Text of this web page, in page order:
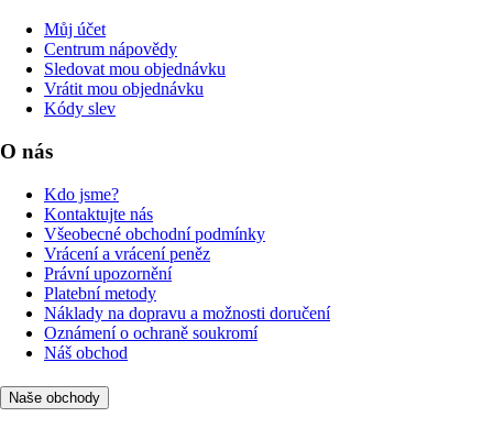
Můj účet
Centrum nápovědy
Sledovat mou objednávku
Vrátit mou objednávku
Kódy slev
O nás
Kdo jsme?
Kontaktujte nás
Všeobecné obchodní podmínky
Vrácení a vrácení peněz
Právní upozornění
Platební metody
Náklady na dopravu a možnosti doručení
Oznámení o ochraně soukromí
Náš obchod
Naše obchody